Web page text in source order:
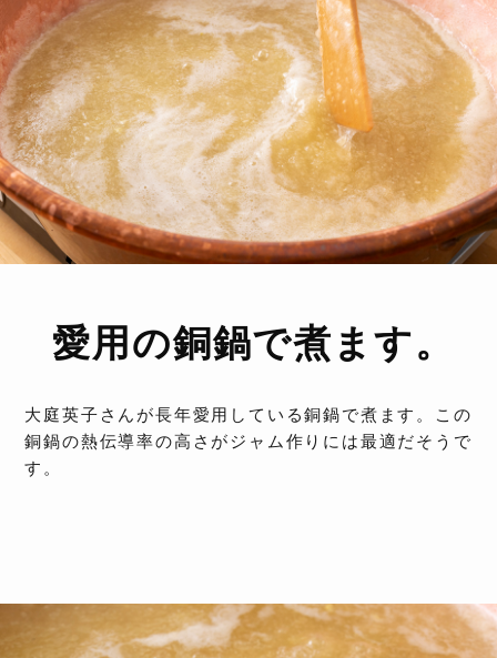
愛用の銅鍋で煮ます。
大庭英子さんが長年愛用している銅鍋で煮ます。この
銅鍋の熱伝導率の高さがジャム作りには最適だそうで
す。